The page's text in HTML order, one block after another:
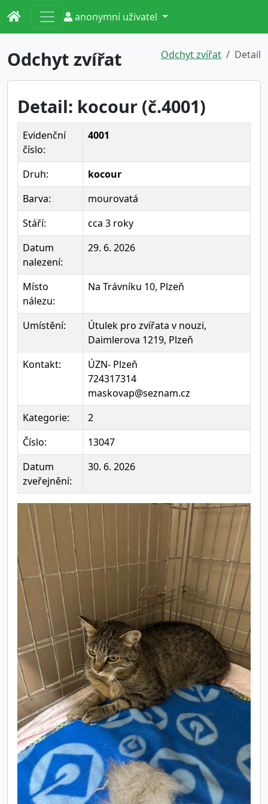
anonymní uživatel
Odchyt zvířat Odchyt zvířat Detail
Detail: kocour (č.4001)
Evidenční
číslo:
4001
Druh:
kocour
Barva:
mourovatá
Stáří:
cca 3 roky
Datum
nalezení:
29. 6. 2026
Místo
nálezu:
Na Trávníku 10, Plzeň
Umístění:
Útulek pro zvířata v nouzi,
Daimlerova 1219, Plzeň
Kontakt:
ÚZN- Plzeň
724317314
maskovap@seznam.cz
Kategorie:
2
Číslo:
13047
Datum
zveřejnění:
30. 6. 2026